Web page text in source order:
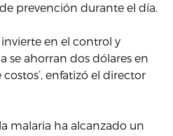
prevención durante el día.
invierte en el control y
se ahorran dos dólares en
enfatizó el director
malaria ha alcanzado un